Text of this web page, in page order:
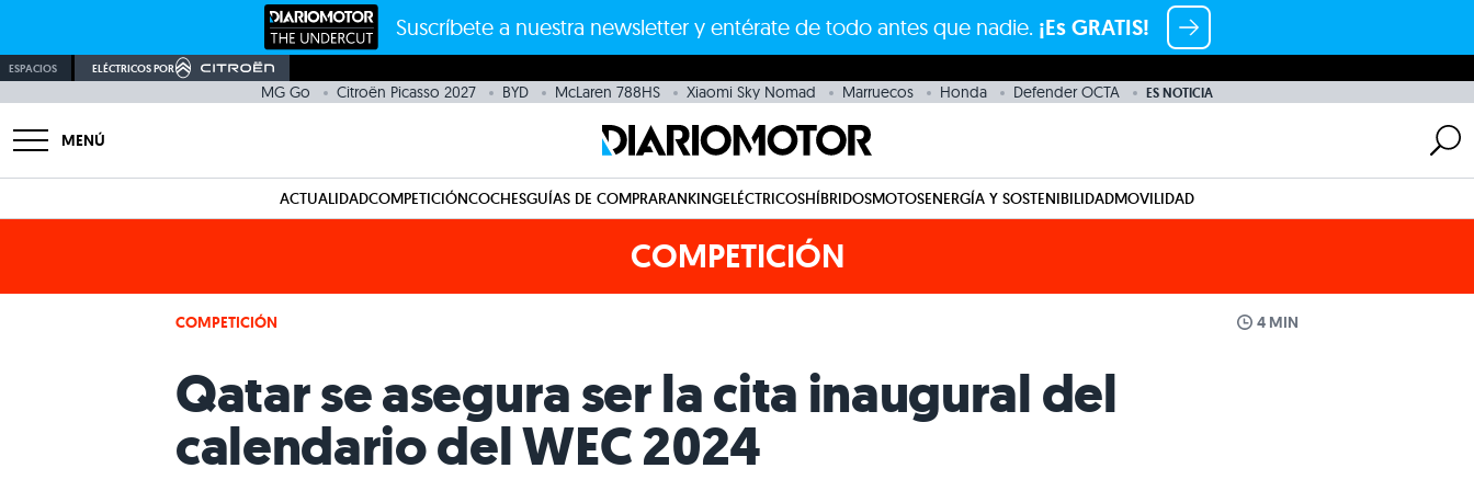
Suscríbete a nuestra newsletter y entérate de todo antes que nadie. ¡Es GRATIS!
ESPACIOS ELÉCTRICOS POR
MG Go Citroën Picasso 2027 BYD McLaren 788HS Xiaomi Sky Nomad Marruecos Honda Defender OCTA ES NOTICIA
MENÚ
ACTUALIDADCOMPETICIÓNCOCHESGUÍAS DE COMPRARANKINGELÉCTRICOSHÍBRIDOSMOTOSENERGÍA Y SOSTENIBILIDADMOVILIDAD
COMPETICIÓN
COMPETICIÓN 4 MIN
Qatar se asegura ser la cita inaugural del
calendario del WEC 2024